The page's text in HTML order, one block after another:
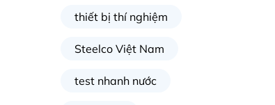
thiết bị thí nghiệm
Steelco Việt Nam
test nhanh nước